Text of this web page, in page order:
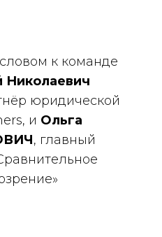
к команде
Николаевич
юридической
и Ольга
, главный